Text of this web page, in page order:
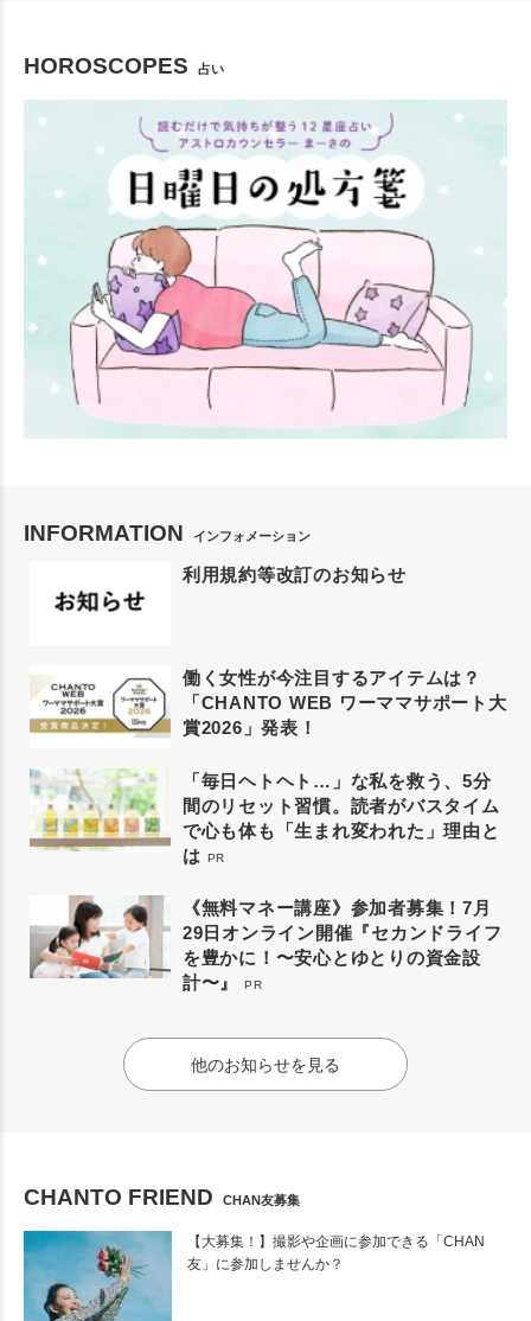
HOROSCOPES 占い
INFORMATION インフォメーション
利用規約等改訂のお知らせ
働く女性が今注目するアイテムは？
「CHANTO WEB ワーママサポート大
賞2026」発表！
「毎日ヘトヘト…」な私を救う、5分
間のリセット習慣。読者がバスタイム
で心も体も「生まれ変われた」理由と
は PR
《無料マネー講座》参加者募集！7月
29日オンライン開催『セカンドライフ
を豊かに！〜安心とゆとりの資金設
計〜』
PR
他のお知らせを見る
CHANTO FRIEND CHAN友募集
【大募集！】撮影や企画に参加できる「CHAN
友」に参加しませんか？